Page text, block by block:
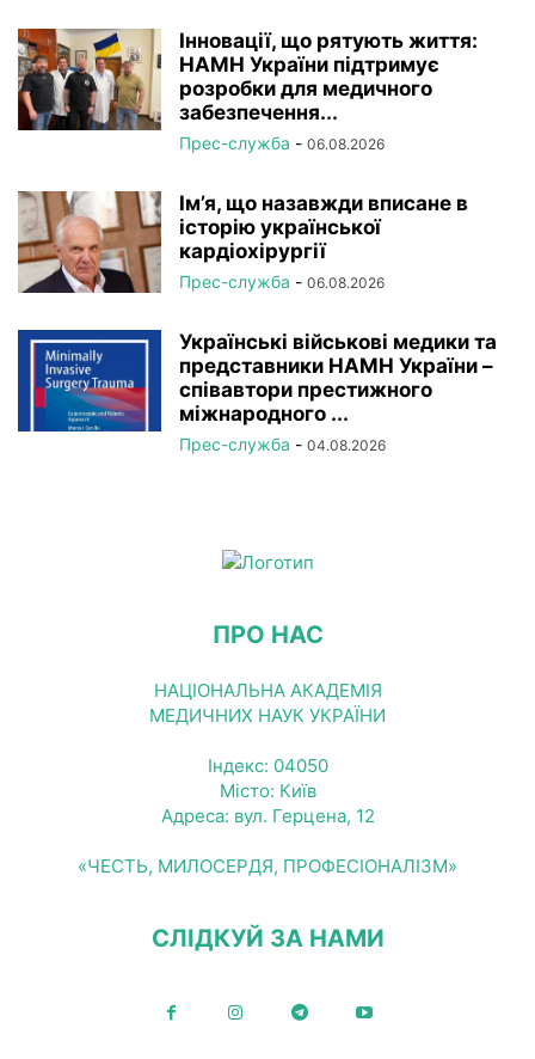
Інновації, що рятують життя:
НАМН України підтримує
розробки для медичного
забезпечення...
Прес-служба - 06.08.2026
Ім’я, що назавжди вписане в
історію української
кардіохірургії
Прес-служба - 06.08.2026
Українські військові медики та
представники НАМН України –
співавтори престижного
міжнародного ...
Прес-служба - 04.08.2026
ПРО НАС
НАЦІОНАЛЬНА АКАДЕМІЯ
МЕДИЧНИХ НАУК УКРАЇНИ
Індекс: 04050
Місто: Київ
Адреса: вул. Герцена, 12
«ЧЕСТЬ, МИЛОСЕРДЯ, ПРОФЕСІОНАЛІЗМ»
СЛІДКУЙ ЗА НАМИ